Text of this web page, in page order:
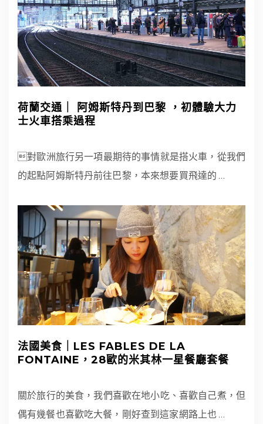
荷蘭交通｜ 阿姆斯特丹到巴黎 ，初體驗大力
士火車搭乘過程
對歐洲旅行另一項最期待的事情就是搭火車，從我們
的起點阿姆斯特丹前往巴黎，本來想要買飛達的 …
法國美食｜LES FABLES DE LA
FONTAINE，28歐的米其林一星餐廳套餐
關於旅行的美食，我們喜歡在地小吃、喜歡自己煮，但
偶有幾餐也喜歡吃大餐，剛好查到這家網路上也 …